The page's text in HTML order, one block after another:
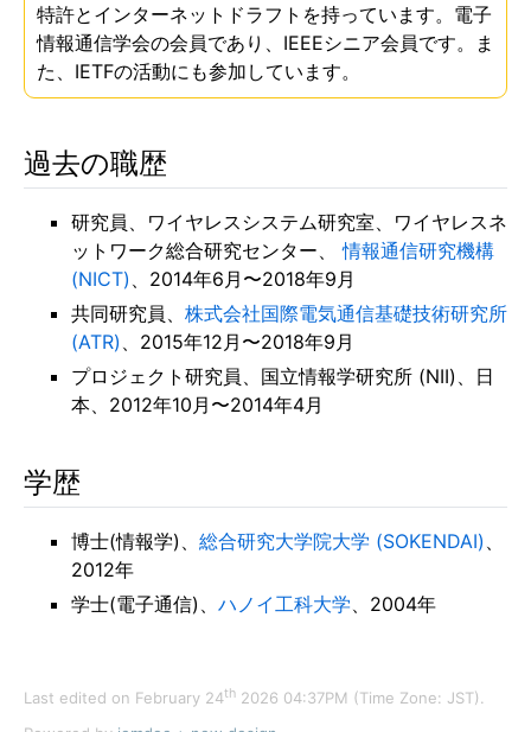
ィ
ー
ル
究
ン
特許とインターネットドラフトを持っています。電子
情報通信学会の会員であり、IEEEシニア会員です。ま
た、IETFの活動にも参加しています。
過去の職歴
研究員、ワイヤレスシステム研究室、ワイヤレスネ
ットワーク総合研究センター、情報通信研究機構
(NICT) 、2014年6月〜2018年9月
共同研究員、 株式会社国際電気通信基礎技術研究所
(ATR) 、2015年12月〜2018年9月
プロジェクト研究員、国立情報学研究所 (NII)、日
本、2012年10月〜2014年4月
学歴
博士(情報学)、 総合研究大学院大学 (SOKENDAI)
2012年
学士(電子通信)、 ハノイ工科大学 、2004年
Last edited on February 24th 2026 04:37PM (Time Zone: JST).